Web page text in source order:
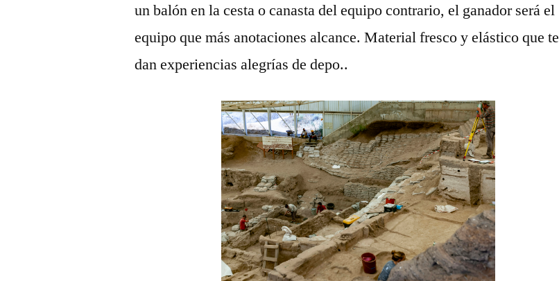
un balón en la cesta o canasta del equipo contrario, el ganador será el
equipo que más anotaciones alcance. Material fresco y elástico que te
dan experiencias alegrías de depo..